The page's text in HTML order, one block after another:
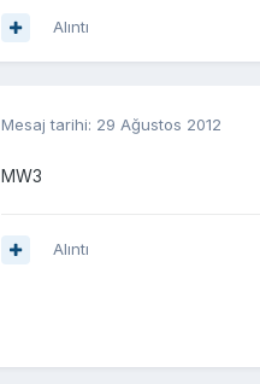
Alıntı
Mesaj tarihi: 29 Ağustos 2012
MW3
Alıntı